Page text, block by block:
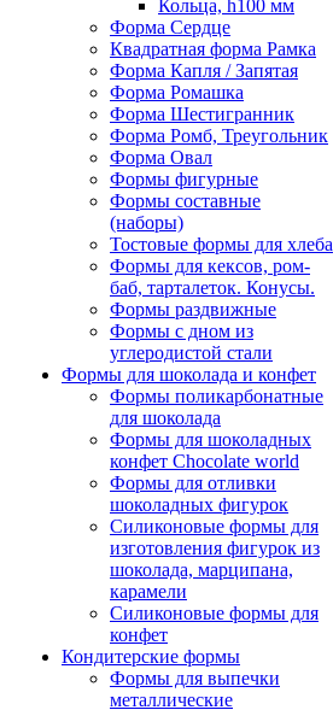
Кольца, h100 мм
Форма Сердце
Квадратная форма Рамка
Форма Капля / Запятая
Форма Ромашка
Форма Шестигранник
Форма Ромб, Треугольник
Форма Овал
Формы фигурные
Формы составные
(наборы)
Тостовые формы для хлеба
Формы для кексов, ром-
баб, тарталеток. Конусы.
Формы раздвижные
Формы с дном из
углеродистой стали
Формы для шоколада и конфет
Формы поликарбонатные
для шоколада
Формы для шоколадных
конфет Сhocolate world
Формы для отливки
шоколадных фигурок
Силиконовые формы для
изготовления фигурок из
шоколада, марципана,
карамели
Силиконовые формы для
конфет
Кондитерские формы
Формы для выпечки
металлические